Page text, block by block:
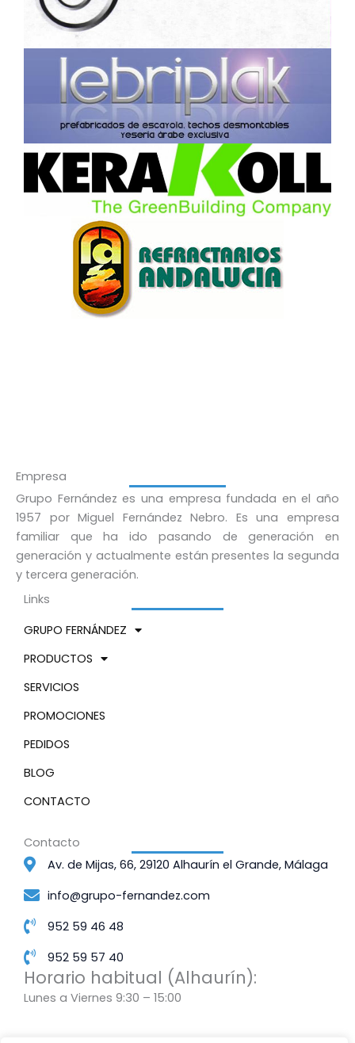
Empresa
Grupo Fernández es una empresa fundada en el año
1957 por Miguel Fernández Nebro. Es una empresa
familiar que ha ido pasando de generación en
generación y actualmente están presentes la segunda
y tercera generación.
Links
GRUPO FERNÁNDEZ
PRODUCTOS
SERVICIOS
PROMOCIONES
PEDIDOS
BLOG
CONTACTO
Contacto
Av. de Mijas, 66, 29120 Alhaurín el Grande, Málaga
info@grupo-fernandez.com
952 59 46 48
952 59 57 40
Horario habitual (Alhaurín):
Lunes a Viernes 9:30 – 15:00